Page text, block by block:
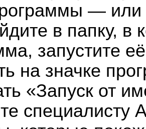
— или
в папку, в
запустите
на значке
«Запуск от
специалисту